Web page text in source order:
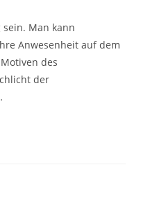
Man kann
Anwesenheit auf dem
des
der